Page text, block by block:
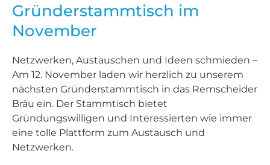
Gründerstammtisch im
November
Netzwerken, Austauschen und Ideen schmieden –
Am 12. November laden wir herzlich zu unserem
nächsten Gründerstammtisch in das Remscheider
Bräu ein. Der Stammtisch bietet
Gründungswilligen und Interessierten wie immer
eine tolle Plattform zum Austausch und
Netzwerken.